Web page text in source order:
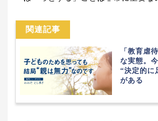
関連記事
「教育虐
な実態。
“決定的に
がある